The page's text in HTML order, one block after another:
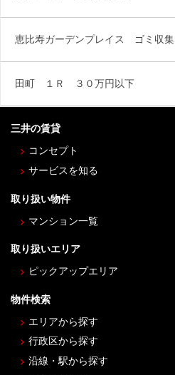
恵比寿ガーデンプレイス ゴミ収集
田町 １Ｒ ３０万円以下
三井の賃貸
コンセプト
サービスを知る
取り扱い物件
マンション一覧
取り扱いエリア
ピックアップエリア
物件検索
エリアから探す
行政区から探す
沿線・駅から探す